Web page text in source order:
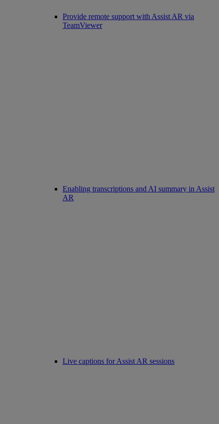
Provide remote support with Assist AR via
TeamViewer
Enabling transcriptions and AI summary in Assist
AR
Live captions for Assist AR sessions